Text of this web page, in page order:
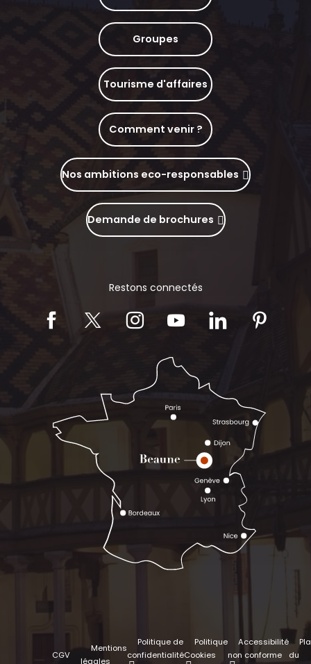
Groupes
Tourisme d'affaires
Comment venir ?
Nos ambitions eco-responsables
Demande de brochures
Restons connectés
CGV
Mentions
légales
Politique de
confidentialité
Politique
Cookies
Accessibilité
non conforme
du